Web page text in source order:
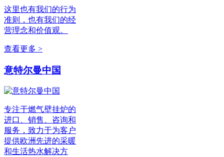
这里也有我们的行为
准则，也有我们的经
营理念和价值观。
查看更多 >
意特尔曼中国
专注于燃气壁挂炉的
进口、销售、咨询和
服务，致力于为客户
提供欧洲先进的采暖
和生活热水解决方